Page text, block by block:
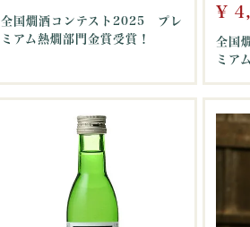
全国燗酒コンテスト2025 プレ
ミアム熱燗部門金賞受賞！
¥
全国
ミア